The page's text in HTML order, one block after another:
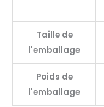
Taille de
l'emballage
Poids de
l'emballage